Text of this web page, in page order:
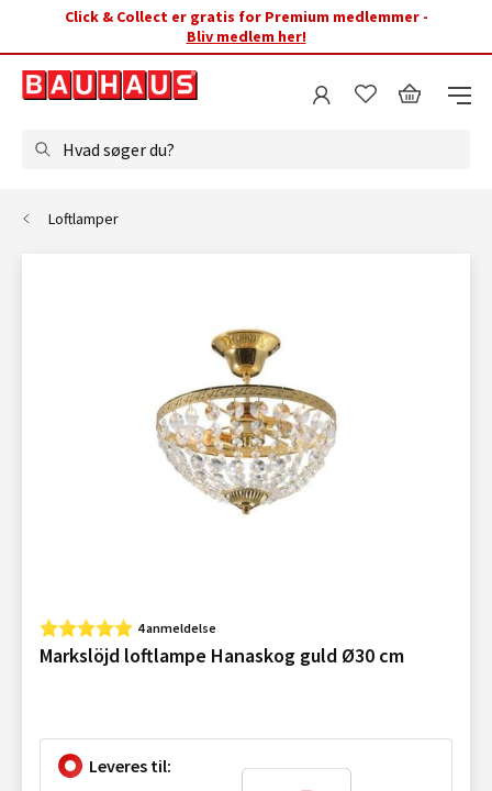
Click & Collect er gratis for Premium medlemmer -
Bliv medlem her!
Hvad søger du?
Loftlamper
4 anmeldelse
Markslöjd loftlampe Hanaskog guld Ø30 cm
Leveres til: